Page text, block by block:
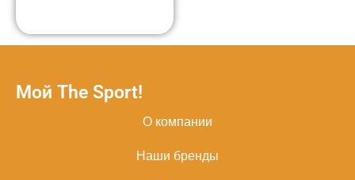
Мой The Sport!
О компании
Наши бренды